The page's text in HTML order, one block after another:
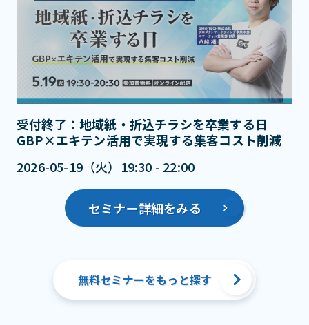
受付終了：地域紙・折込チラシを卒業する日
GBP×エキテン活用で実現する集客コスト削減
2026-05-19（火）19:30 - 22:00
セミナー詳細をみる
無料セミナーをもっと探す